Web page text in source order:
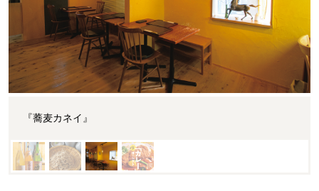
『蕎麦カネイ』